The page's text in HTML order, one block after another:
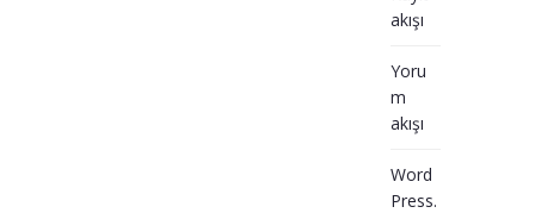
akışı
Yoru
m
akışı
Word
Press.